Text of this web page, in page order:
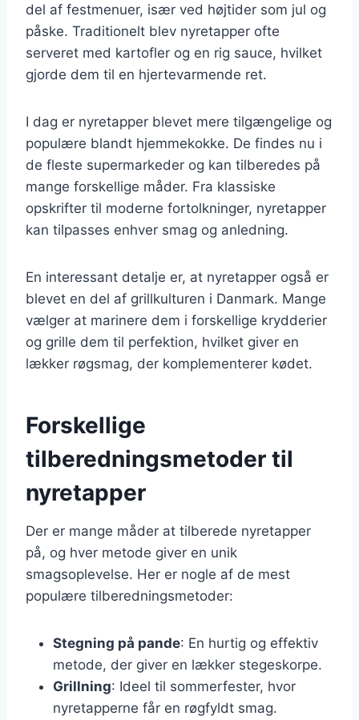
del af festmenuer, især ved højtider som jul og
påske. Traditionelt blev nyretapper ofte
serveret med kartofler og en rig sauce, hvilket
gjorde dem til en hjertevarmende ret.
I dag er nyretapper blevet mere tilgængelige og
populære blandt hjemmekokke. De findes nu i
de fleste supermarkeder og kan tilberedes på
mange forskellige måder. Fra klassiske
opskrifter til moderne fortolkninger, nyretapper
kan tilpasses enhver smag og anledning.
En interessant detalje er, at nyretapper også er
blevet en del af grillkulturen i Danmark. Mange
vælger at marinere dem i forskellige krydderier
og grille dem til perfektion, hvilket giver en
lækker røgsmag, der komplementerer kødet.
Forskellige
tilberedningsmetoder til
nyretapper
Der er mange måder at tilberede nyretapper
på, og hver metode giver en unik
smagsoplevelse. Her er nogle af de mest
populære tilberedningsmetoder:
Stegning på pande: En hurtig og effektiv
metode, der giver en lækker stegeskorpe.
Grillning: Ideel til sommerfester, hvor
nyretapperne får en røgfyldt smag.